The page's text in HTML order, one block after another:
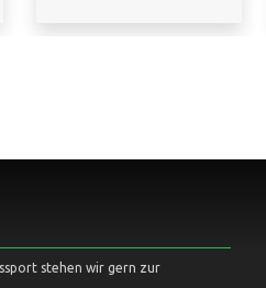
stehen wir gern zur